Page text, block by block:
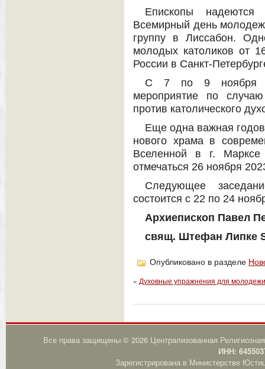
Епископы надеются
Всемирный день
группу в Лиссабон.
молодых католиков от
России в Санкт-
С 7 по 9 ноября в
мероприятие по
против католического
Еще одна важная
нового храма в
Вселенной в г. Марксе
отмечаться 26 ноября
Следующее
состоится с 22 по 24
Архиепископ Павел
свящ. Штефан Липке
Опубликовано в разделе
« Духовные упражнения для
Все права защищены © 2026 Централизованная
ИНН:
Зарегистрирована в Министерстве